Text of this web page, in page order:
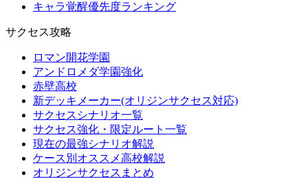
キャラ覚醒優先度ランキング
サクセス攻略
ロマン開花学園
アンドロメダ学園強化
赤壁高校
新デッキメーカー(オリジンサクセス対応)
サクセスシナリオ一覧
サクセス強化・限定ルート一覧
現在の最強シナリオ解説
ケース別オススメ高校解説
オリジンサクセスまとめ